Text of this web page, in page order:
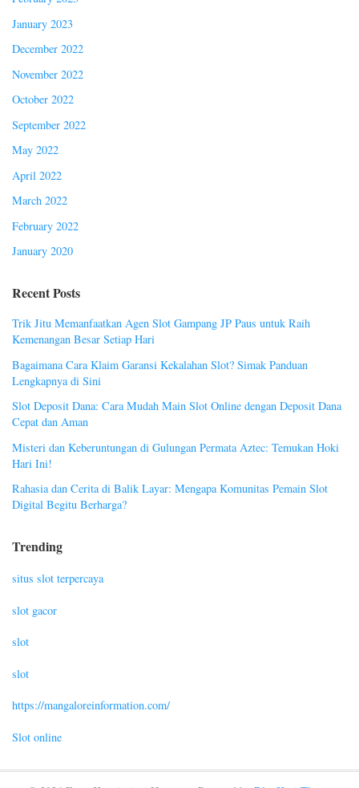
January 2023
December 2022
November 2022
October 2022
September 2022
May 2022
April 2022
March 2022
February 2022
January 2020
Recent Posts
Trik Jitu Memanfaatkan Agen Slot Gampang JP Paus untuk Raih
Kemenangan Besar Setiap Hari
Bagaimana Cara Klaim Garansi Kekalahan Slot? Simak Panduan
Lengkapnya di Sini
Slot Deposit Dana: Cara Mudah Main Slot Online dengan Deposit Dana
Cepat dan Aman
Misteri dan Keberuntungan di Gulungan Permata Aztec: Temukan Hoki
Hari Ini!
Rahasia dan Cerita di Balik Layar: Mengapa Komunitas Pemain Slot
Digital Begitu Berharga?
Trending
situs slot terpercaya
slot gacor
slot
slot
https://mangaloreinformation.com/
Slot online